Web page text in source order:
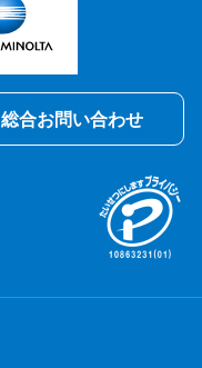
総合お問い合わせ